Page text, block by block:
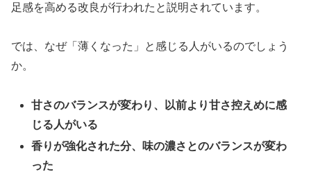
足感を高める改良が行われたと説明されています。
では、なぜ「薄くなった」と感じる人がいるのでしょう
か。
甘さのバランスが変わり、以前より甘さ控えめに感
じる人がいる
香りが強化された分、味の濃さとのバランスが変わ
った